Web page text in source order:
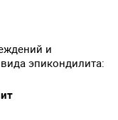
и
эпикондилита: